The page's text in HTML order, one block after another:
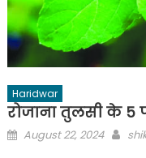
Haridwar
रोजाना तुलसी के 5
Posted
August 22, 2024